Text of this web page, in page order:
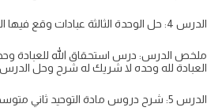
الدرس 4: حل الوحدة الثالثة عبادات وقع فيها الشرك مادة التوحيد ثاني متوسط الفصل الاول 1446 على موقع معلمك أذكر موضعا آخر تشرع فيه الاستعاذة بالله
ملخص الدرس: درس استحقاق الله للعبادة
العبادة لله وحده لا شريك له شرح وحل الدرس الاول
الدرس 5: شرح دروس مادة التوحيد ثاني متوسط الفصل الاول ف1